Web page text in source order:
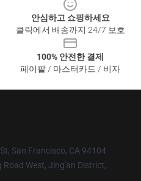
안심하고 쇼핑하세요
클릭에서 배송까지 24/7 보호
100% 안전한 결제
페이팔 / 마스터카드 / 비자
San Francisco, CA 94104
Road West, Jing'an District,